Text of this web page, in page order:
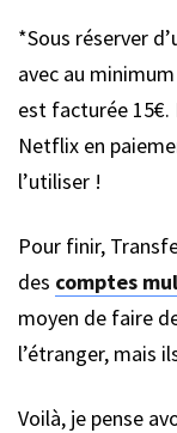
*Sous réserver
avec au
est facturée
Netflix en
l’utiliser !
Pour finir,
des comptes
moyen de faire
l’étranger, mais
Voilà, je pense